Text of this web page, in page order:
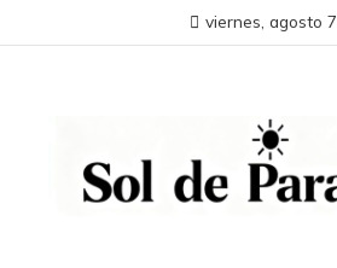
viernes, agosto 7